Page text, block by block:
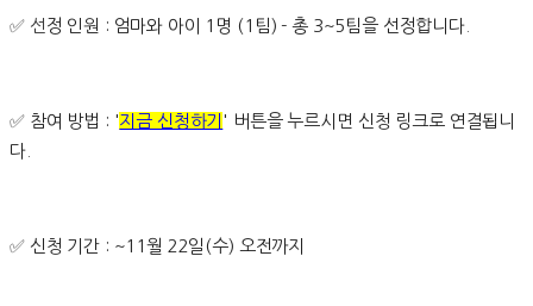
✅ 선 정 인원 : 엄마와 아이 1명 (1팀) - 총 3~5팀을 선정합니다.
✅ 참여 방법 : '지금 신청하기 ' 버튼을 누르시면 신청 링크로 연결됩니
다.
✅ 신청 기간 : ~11월 22일(수) 오전까지